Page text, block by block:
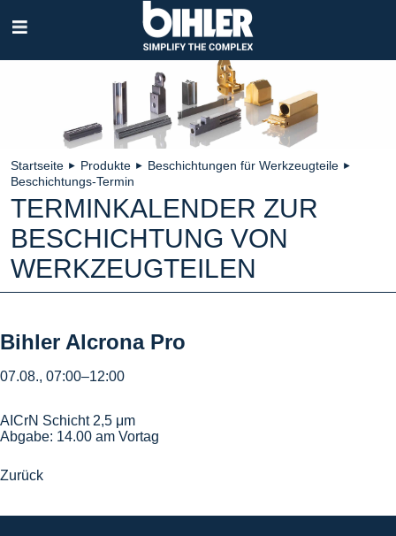
überspringen
Startseite ► Produkte ► Beschichtungen für Werkzeugteile ►
Beschichtungs-Termin
TERMINKALENDER ZUR
BESCHICHTUNG VON
WERKZEUGTEILEN
Bihler Alcrona Pro
07.08., 07:00–12:00
AICrN Schicht 2,5 μm
Abgabe: 14.00 am Vortag
Zurück